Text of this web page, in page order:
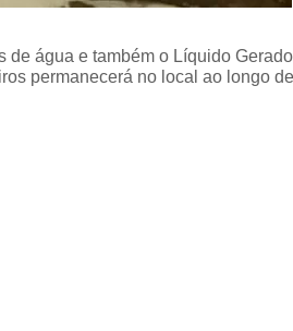
de água e também o Líquido
permanecerá no local ao longo